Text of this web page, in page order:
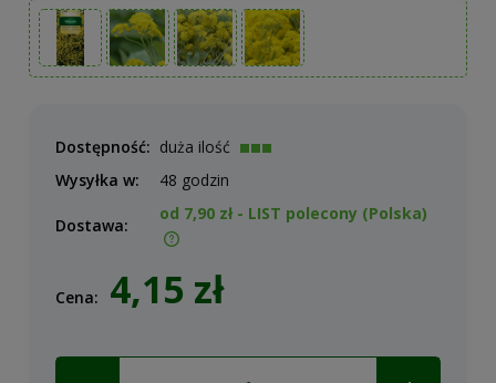
Dostępność: duża ilość
Wysyłka w:
48 godzin
Dostawa:
od 7,90 zł - LIST polecony (Polska)
Cena: 4,15 zł